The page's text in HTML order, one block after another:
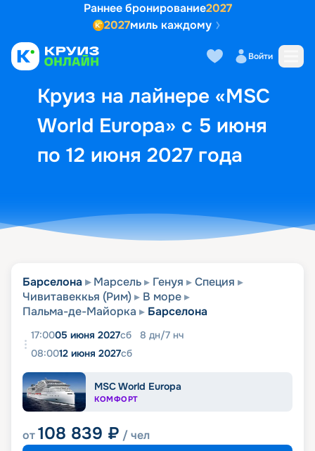
Раннее бронирование2027
2027миль каждому
Войти
Круиз на лайнере «MSC
World Europa» с 5 июня
по 12 июня 2027 года
Выбор кают Маршрут и
Барселона Марсель Генуя
Специя
Чивитавеккья (Рим)
В море
Пальма-де-Майорка
Барселона
17:0005 июня 2027сб 8 дн/7 нч
08:0012 июня 2027сб
MSC World Europa
КОМФОРТ
от108 839 ₽ / чел